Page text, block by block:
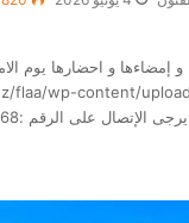
على الرقم :040316968 أو عن…